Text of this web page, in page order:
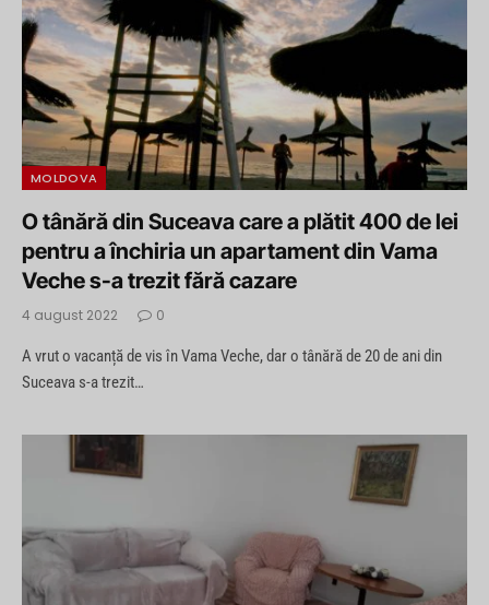
MOLDOVA
O tânără din Suceava care a plătit 400 de lei
pentru a închiria un apartament din Vama
Veche s-a trezit fără cazare
4 august 2022 0
A vrut o vacanță de vis în Vama Veche, dar o tânără de 20 de ani din
Suceava s-a trezit…